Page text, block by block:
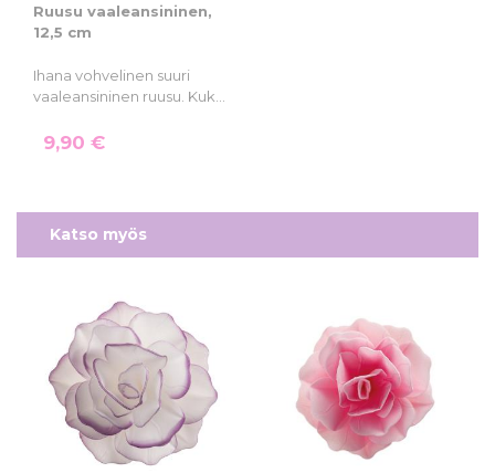
Ruusu vaaleansininen,
12,5 cm
Ihana vohvelinen suuri
vaaleansininen ruusu. Kuk…
9,90 €
Katso myös